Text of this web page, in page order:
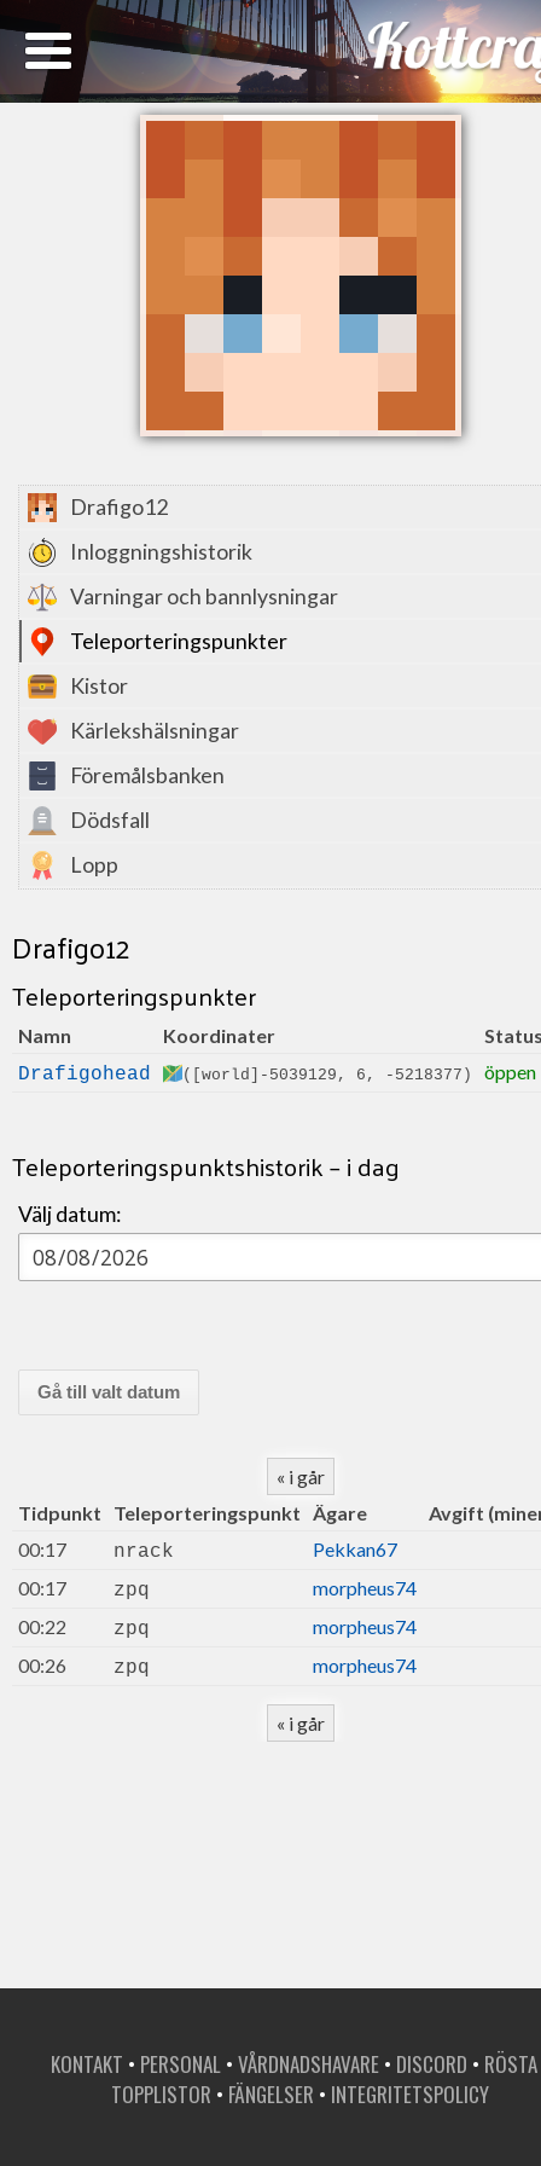
Drafigo12
Inloggningshistorik
Varningar och bannlysningar
Teleporteringspunkter
Kistor
Kärlekshälsningar
Föremålsbanken
Dödsfall
Lopp
Drafigo12
Teleporteringspunkter
Namn Koordinater
Drafigohead ([world]-5039129, 6, -5218377) öppen
Teleporteringspunktshistorik – i dag
Välj datum:
« i går
Tidpunkt
Teleporteringspunkt Ägare
Avgift
00:17
nrack
Pekkan67
00:17
zpq
morpheus74
00:22
zpq
morpheus74
00:26
zpq morpheus74
« i går
KONTAKT • PERSONAL • VÅRDNADSHAVARE • DISCORD • RÖSTA
TOPPLISTOR • FÄNGELSER • INTEGRITETSPOLICY